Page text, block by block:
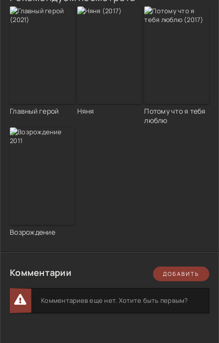
Главный герой Няня
Потому что я тебя
люблю
Возрождение
Комментарии ДОБАВИТЬ
Комментариев еще нет. Хотите быть первым?